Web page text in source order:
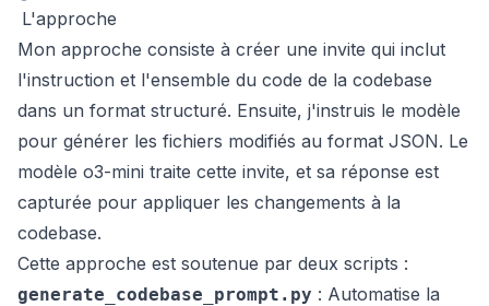
L'approche
Mon approche consiste à créer une invite qui inclut
l'instruction et l'ensemble du code de la codebase
dans un format structuré. Ensuite, j'instruis le modèle
pour générer les fichiers modifiés au format JSON. Le
modèle o3-mini traite cette invite, et sa réponse est
capturée pour appliquer les changements à la
codebase.
Cette approche est soutenue par deux scripts :
generate_codebase_prompt.py : Automatise la